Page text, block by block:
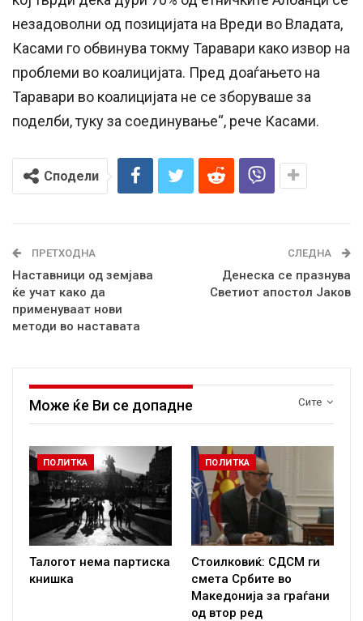
незадоволни од позицијата на Вреди во Владата,
Касами го обвинува токму Таравари како извор на
проблеми во коалицијата. Пред доаѓањето на
Таравари во коалицијата не се зборуваше за
поделби, туку за соединување“, рече Касами.
Сподели
ПРЕТХОДНА
Наставници од земјава
ќе учат како да
применуваат нови
методи во наставата
СЛЕДНА
Денеска се празнува
Светиот апостол Јаков
Сите
Може ќе Ви се допадне
ПОЛИТКА
Талогот нема партиска
книшка
ПОЛИТКА
Стоилковиќ: СДСМ ги
смета Србите во
Македонија за граѓани
од втор ред